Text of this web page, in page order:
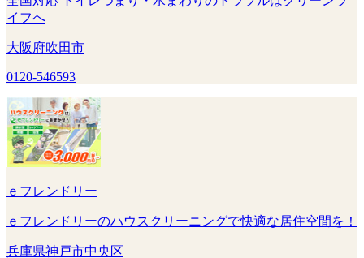
イフへ
大阪府吹田市
0120-546593
ｅフレンドリー
ｅフレンドリーのハウスクリーニングで快適な居住空間を！
兵庫県神戸市中央区